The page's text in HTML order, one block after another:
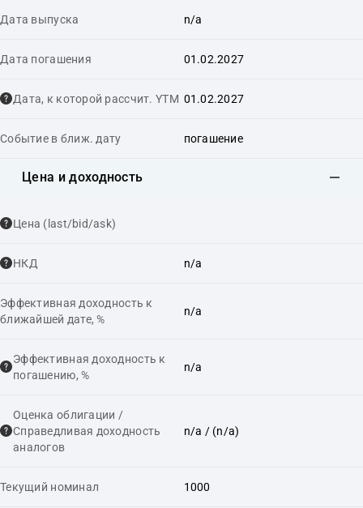
Дата выпуска n/a
Дата погашения 01.02.2027
Дата, к которой рассчит. YTM 01.02.2027
Событие в ближ. дату погашение
Цена и доходность
Цена (last/bid/ask)
НКД n/a
Эффективная доходность к
ближайшей дате, %
n/a
Эффективная доходность к
погашению, %
n/a
Оценка облигации /
Справедливая доходность
аналогов
n/a / (n/a)
Текущий номинал 1000